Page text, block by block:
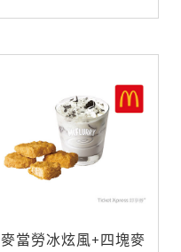
麥當勞冰炫風+四塊麥